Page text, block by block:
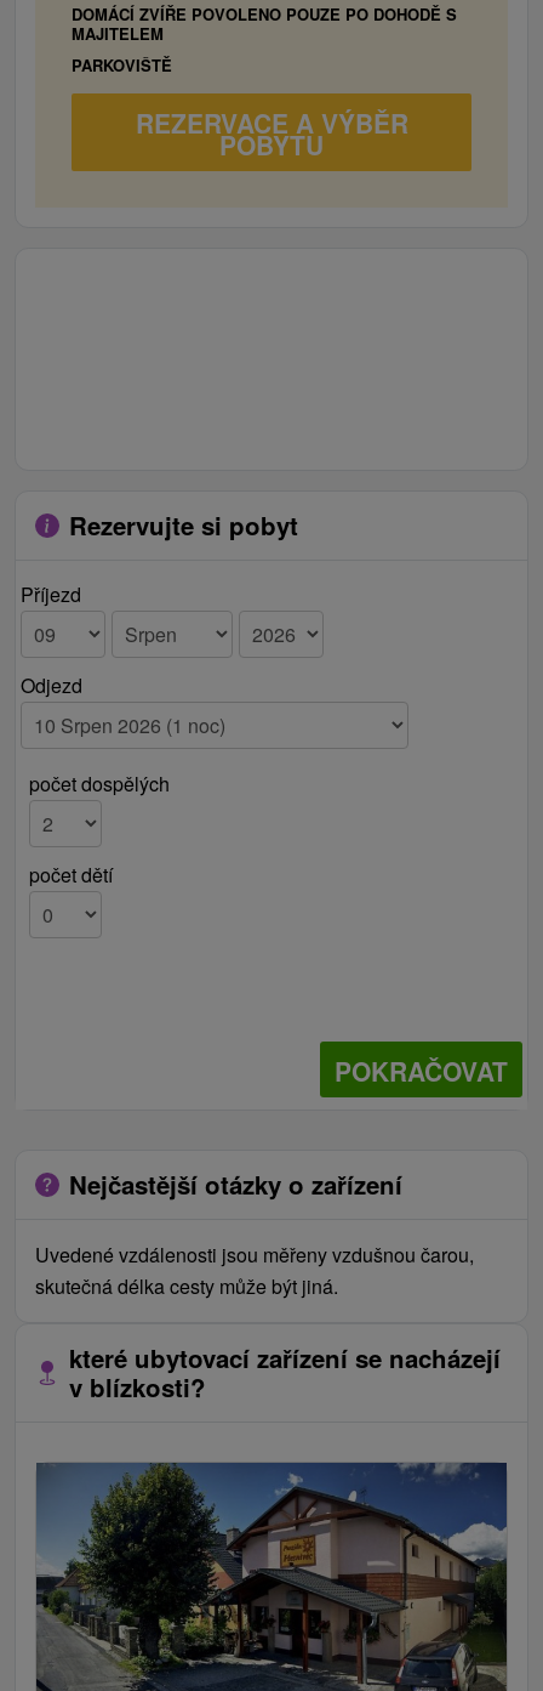
DOMÁCÍ ZVÍŘE POVOLENO POUZE PO DOHODĚ S
MAJITELEM
PARKOVIŠTĚ
REZERVACE A VÝBĚR
POBYTU
Rezervujte si pobyt
Příjezd
Odjezd
počet dospělých
počet dětí
POKRAČOVAT
Nejčastější otázky o zařízení
Uvedené vzdálenosti jsou měřeny vzdušnou čarou,
skutečná délka cesty může být jiná.
které ubytovací zařízení se nacházejí
v blízkosti?